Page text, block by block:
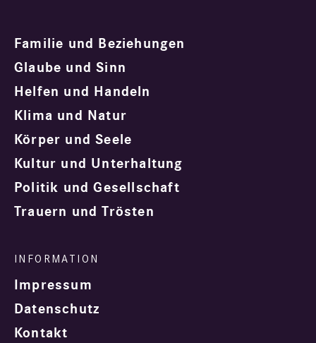
Familie und Beziehungen
Glaube und Sinn
Helfen und Handeln
Klima und Natur
Körper und Seele
Kultur und Unterhaltung
Politik und Gesellschaft
Trauern und Trösten
Impressum
Datenschutz
Kontakt